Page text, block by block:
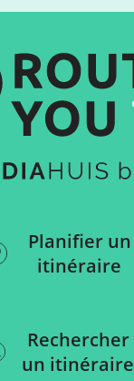
Planifier un
itinéraire
Rechercher
un itinéraire